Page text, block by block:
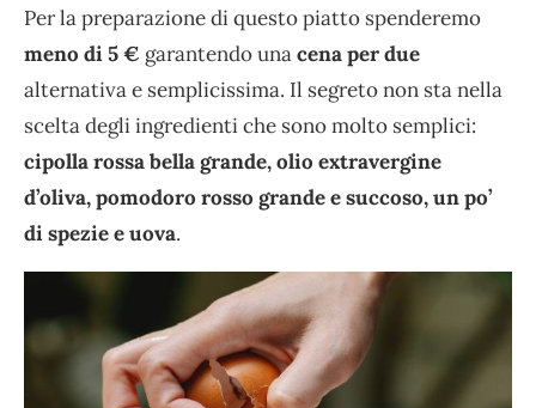
Per la preparazione di questo piatto spenderemo
meno di 5 € garantendo unacena per due
alternativa e semplicissima. Il segreto non sta nella
scelta degli ingredienti che sono molto semplici:
cipolla rossa bella grande, olio extravergine
d’oliva, pomodoro rosso grande e succoso, un po’
di spezie e uova.